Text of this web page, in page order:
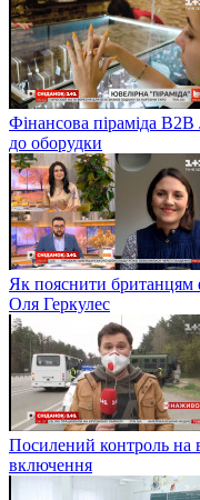
Фінансова піраміда
до оборудки
Як пояснити британцям
Оля Геркулес
Посилений контроль на
включення